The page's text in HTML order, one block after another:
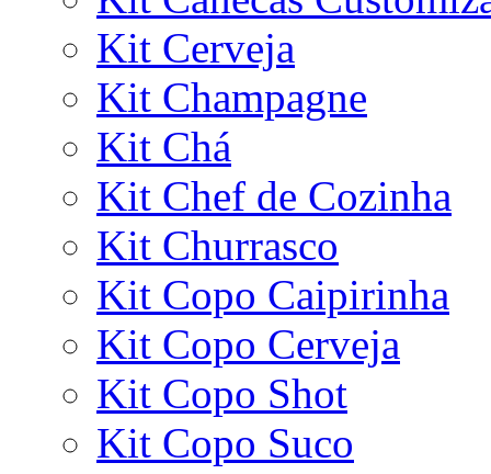
Kit Cerveja
Kit Champagne
Kit Chá
Kit Chef de Cozinha
Kit Churrasco
Kit Copo Caipirinha
Kit Copo Cerveja
Kit Copo Shot
Kit Copo Suco